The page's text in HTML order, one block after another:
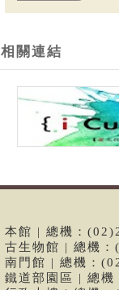
相關連結
本館 | 總機：
古生物館 | 總機
南門館 | 總機：
鐵道部園區 | 總